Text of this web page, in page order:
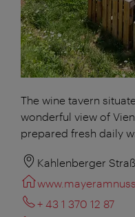
The wine tavern
wonderful view of
prepared fresh daily
Kahlenberger
+ 43 1 370 12 87